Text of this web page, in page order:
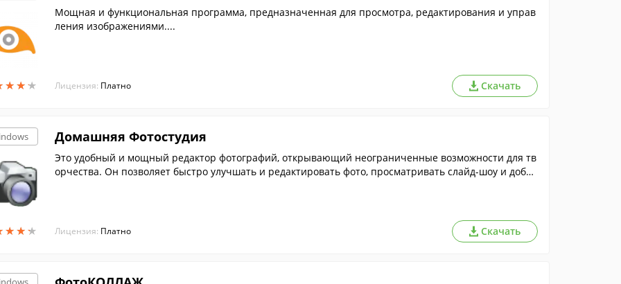
★★★
★★★
Мощная и функциональная программа, предназначенная для просмотра, редактирования и управ
ления изображениями....
Лицензия: Платно Скачать
★★★
★★★
Домашняя Фотостудия
Это удобный и мощный редактор фотографий, открывающий неограниченные возможности для тв
орчества. Он позволяет быстро улучшать и редактировать фото, просматривать слайд-шоу и добав
Лицензия: Платно Скачать